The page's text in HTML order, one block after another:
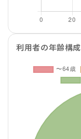
利用者の年齢構成